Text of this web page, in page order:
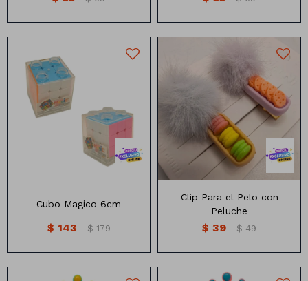
Cubo Magico 6cm
Cubo Magico 6cm
$ 143 $ 179
Clip para el pelo con peluche
Clip Para el Pelo con
Peluche
$ 39 $ 49